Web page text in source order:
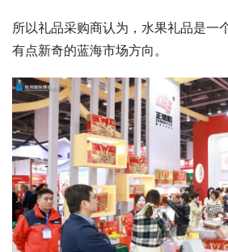
所以礼品采购商认为，水果礼品是一
有点新奇的蓝海市场方向。